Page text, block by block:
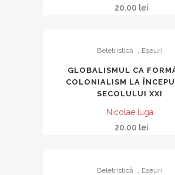
20.00 lei
Beletristică Eseuri
GLOBALISMUL CA
COLONIALISM LA
SECOLULUI XXI
Nicolae Iuga
20.00 lei
Beletristică Eseuri